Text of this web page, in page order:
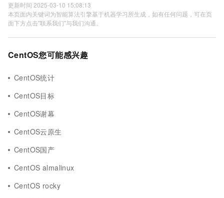
更新时间 2025-03-10 15:08:13
本页面内关键词为智能算法引擎基于机器学习所生成，如有任何问题，可在页
面下方点击"联系我们"与我们沟通。
CentOS您可能感兴趣
CentOS统计
CentOS目标
CentOS谢幕
CentOS云原生
CentOS国产
CentOS almalinux
CentOS rocky